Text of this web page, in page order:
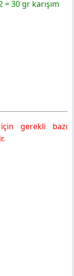
= 30 gr karışım
gerekli bazı